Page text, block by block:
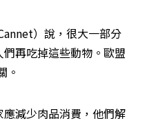
）說，很大一部分
再吃掉這些動物。歐盟
。
減少肉品消費，他們解